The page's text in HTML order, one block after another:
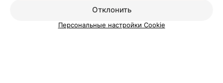
Стрижка волос возле метро Площадь Якуба
Отклонить
Персональные настройки Cookie